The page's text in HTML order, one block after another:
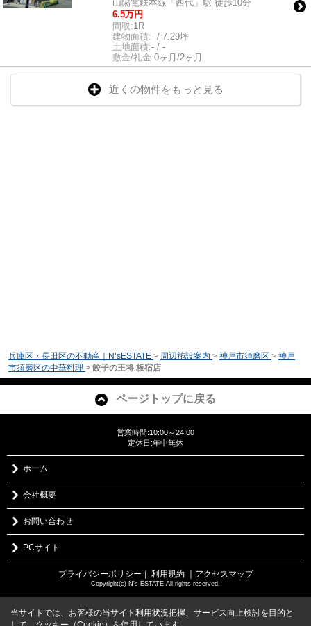
山陽電鉄本線「西代」駅 徒歩10分
6.5万円
間取:1R
建物面積:- / 7.29坪
土地面積:- / -
敷金/礼金:0ヶ月/2ヶ月
近くの物件をもっと見る
兵庫区・長田区の不動産｜N’sESTATE > 周辺施設案内 > 神戸市須磨区 > 神戸
市須磨区の中華料理 > 餃子の王将 板宿店
ページトップに戻る
営業時間:10:00～24:00
定休日:年中無休
ホーム
会社概要
お問い合わせ
PCサイト
プライバシーポリシー ｜ 利用規約 ｜アクセスマップ
Copyright(c) N's ESTATE All rights reserved.
当サイトでは、お客様の当サイト利用状況把握、サービス向上検討を目的と